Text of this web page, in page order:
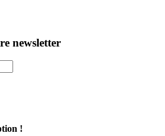
newsletter
!